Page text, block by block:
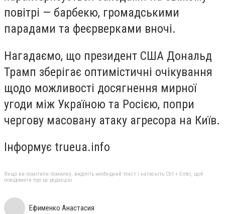
повітрі — барбекю, громадськими
парадами та феєрверками вночі.
Нагадаємо, що президент США Дональд
Трамп зберігає оптимістичні очікування
щодо можливості досягнення мирної
угоди між Україною та Росією, попри
чергову масовану атаку агресора на Київ.
Інформує trueua.info
Якщо ви помітили помилку, виділіть необхідний текст і натисніть Ctrl + Enter, щоб
повідомити про це редакцію
Ефименко Анастасия